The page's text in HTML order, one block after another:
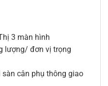
3 màn hình
lượng/ đơn vị trọng
cân phụ thông giao